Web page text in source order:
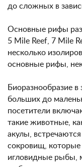
до сложных в
Основные рифы
5 Mile Reef, 7 Mile
несколько
основные рифы,
Биоразнообразие
больших до
посетители
такие животные,
акулы,
сокровищ,
игловидные рыбы,